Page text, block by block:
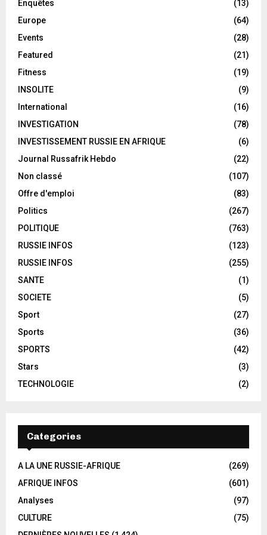
Enquêtes
(13)
Europe
(64)
Events
(28)
Featured
(21)
Fitness
(19)
INSOLITE
(9)
International
(16)
INVESTIGATION
(78)
INVESTISSEMENT RUSSIE EN AFRIQUE
(6)
Journal Russafrik Hebdo
(22)
Non classé
(107)
Offre d'emploi
(83)
Politics
(267)
POLITIQUE
(763)
RUSSIE INFOS
(123)
RUSSIE INFOS
(255)
SANTE
(1)
SOCIETE
(5)
Sport
(27)
Sports
(36)
SPORTS
(42)
Stars
(3)
TECHNOLOGIE
(2)
Categories
A LA UNE RUSSIE-AFRIQUE
(269)
AFRIQUE INFOS
(601)
Analyses
(97)
CULTURE
(75)